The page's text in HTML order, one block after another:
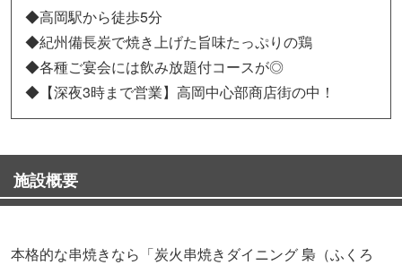
◆高岡駅から徒歩5分
◆紀州備長炭で焼き上げた旨味たっぷりの鶏
◆各種ご宴会には飲み放題付コースが◎
◆【深夜3時まで営業】高岡中心部商店街の中！
施設概要
本格的な串焼きなら「炭火串焼きダイニング 梟（ふくろ